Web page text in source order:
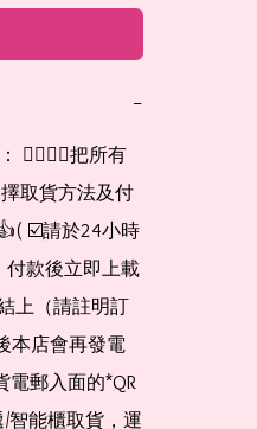
−
把所有
擇取貨方法及付
☑️請於24小時
付款後立即上載
上（請註明訂
本店會再發電
電郵入面的*QR
智能櫃取貨，運